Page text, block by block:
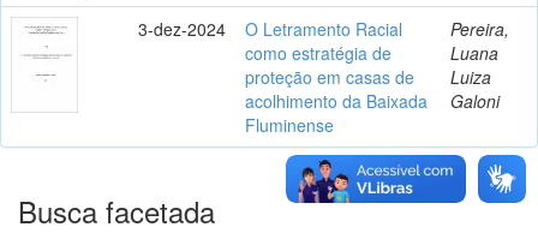
3-dez-2024
O Letramento Racial
como estratégia de
proteção em casas de
acolhimento da Baixada
Fluminense
Pereira,
Luana
Luiza
Galoni
Busca facetada